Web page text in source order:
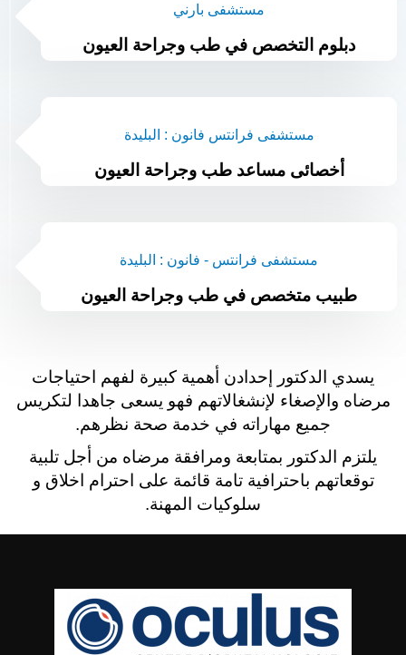
مستشفى بارني
دبلوم التخصص في طب وجراحة العيون
مستشفى فرانتس فانون : البليدة
أخصائى مساعد طب وجراحة العيون
مستشفى فرانتس - فانون : البليدة
طبيب متخصص في طب وجراحة العيون
يسدي الدكتور إحدادن أهمية كبيرة لفهم احتياجات
مرضاه والإصغاء لإنشغالاتهم فهو يسعى جاهدا لتكريس
جميع مهاراته في خدمة صحة نظرهم.
يلتزم الدكتور بمتابعة ومرافقة مرضاه من أجل تلبية
توقعاتهم باحترافية تامة قائمة على احترام اخلاق و
سلوكيات المهنة.